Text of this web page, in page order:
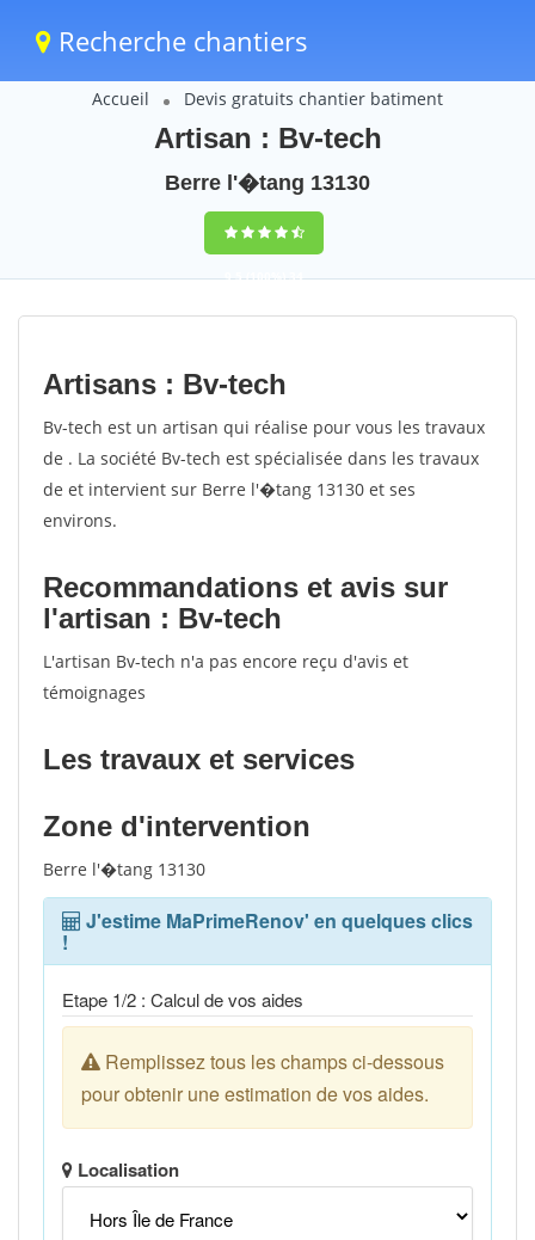
Recherche chantiers
Accueil Devis gratuits chantier batiment
Artisan : Bv-tech
Berre l'�tang 13130
9,5(100%)34
votes
Artisans : Bv-tech
Bv-tech est un artisan qui réalise pour vous les travaux
de . La société Bv-tech est spécialisée dans les travaux
de et intervient sur Berre l'�tang 13130 et ses
environs.
Recommandations et avis sur
l'artisan : Bv-tech
L'artisan Bv-tech n'a pas encore reçu d'avis et
témoignages
Les travaux et services
Zone d'intervention
Berre l'�tang 13130